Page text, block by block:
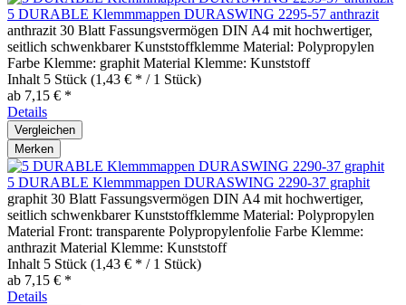
5 DURABLE Klemmmappen DURASWING 2295-57 anthrazit
anthrazit 30 Blatt Fassungsvermögen DIN A4 mit hochwertiger,
seitlich schwenkbarer Kunststoffklemme Material: Polypropylen
Farbe Klemme: graphit Material Klemme: Kunststoff
Inhalt 5 Stück (1,43 € * / 1 Stück)
ab 7,15 € *
Details
Vergleichen
Merken
5 DURABLE Klemmmappen DURASWING 2290-37 graphit
graphit 30 Blatt Fassungsvermögen DIN A4 mit hochwertiger,
seitlich schwenkbarer Kunststoffklemme Material: Polypropylen
Material Front: transparente Polypropylenfolie Farbe Klemme:
anthrazit Material Klemme: Kunststoff
Inhalt 5 Stück (1,43 € * / 1 Stück)
ab 7,15 € *
Details